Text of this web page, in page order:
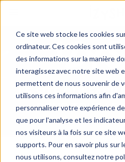
Ce site web stocke les cookies
ordinateur. Ces cookies sont
des informations sur la manière
interagissez avec notre site web
permettent de nous souvenir de
utilisons ces informations afin
personnaliser votre expérience
que pour l'analyse et les
nos visiteurs à la fois sur ce site
supports. Pour en savoir plus sur
nous utilisons, consultez notre